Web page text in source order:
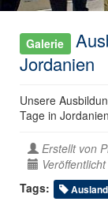
Galerie
Jordanien
Unsere
Tage in
Erstellt von
Tags: